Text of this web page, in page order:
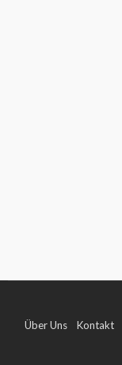
Über Uns Kontakt